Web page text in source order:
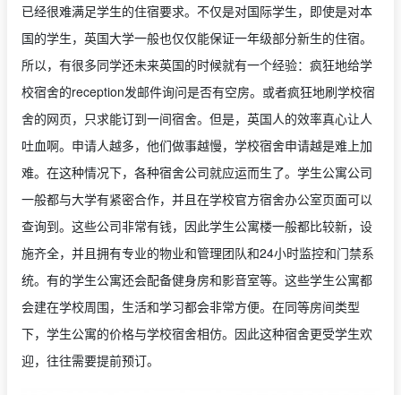
已经很难满足学生的住宿要求。不仅是对国际学生，即使是对本
国的学生，英国大学一般也仅仅能保证一年级部分新生的住宿。
所以，有很多同学还未来英国的时候就有一个经验：疯狂地给学
校宿舍的reception发邮件询问是否有空房。或者疯狂地刷学校宿
舍的网页，只求能订到一间宿舍。但是，英国人的效率真心让人
吐血啊。申请人越多，他们做事越慢，学校宿舍申请越是难上加
难。在这种情况下，各种宿舍公司就应运而生了。学生公寓公司
一般都与大学有紧密合作，并且在学校官方宿舍办公室页面可以
查询到。这些公司非常有钱，因此学生公寓楼一般都比较新，设
施齐全，并且拥有专业的物业和管理团队和24小时监控和门禁系
统。有的学生公寓还会配备健身房和影音室等。这些学生公寓都
会建在学校周围，生活和学习都会非常方便。在同等房间类型
下，学生公寓的价格与学校宿舍相仿。因此这种宿舍更受学生欢
迎，往往需要提前预订。